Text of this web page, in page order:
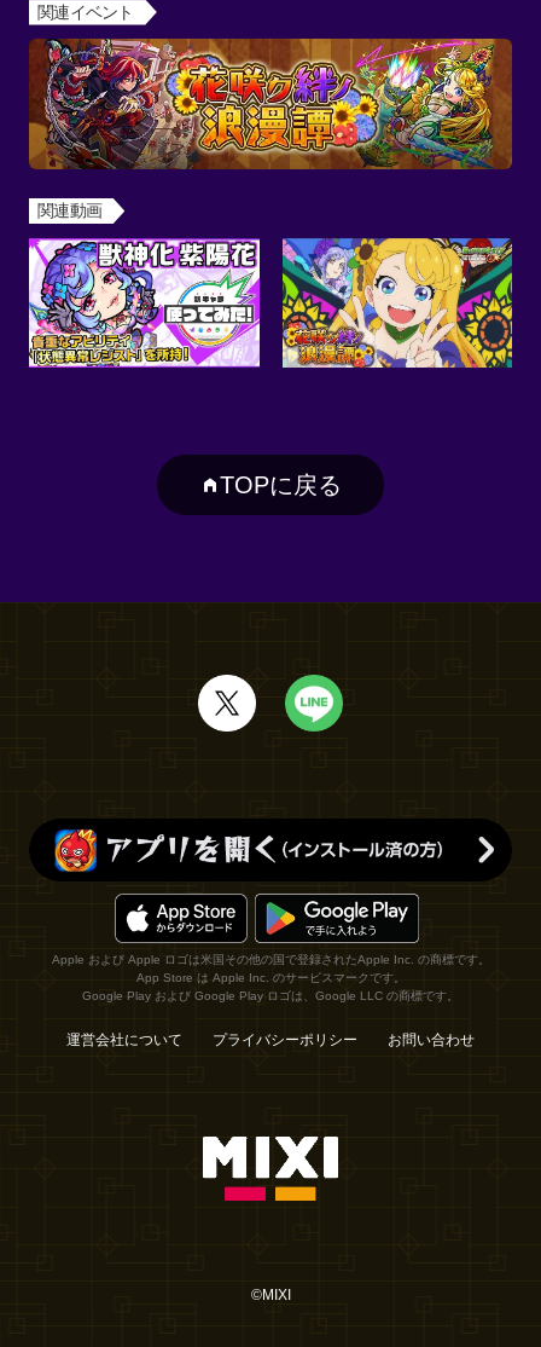
関連イベント
関連動画
TOPに戻る
Apple および Apple ロゴは米国その他の国で登録されたApple Inc. の商標です。
App Store は Apple Inc. のサービスマークです。
Google Play および Google Play ロゴは、Google LLC の商標です。
運営会社について プライバシーポリシー お問い合わせ
©MIXI